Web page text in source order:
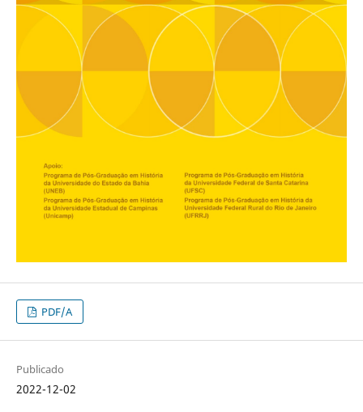
PDF/A
Publicado
2022-12-02